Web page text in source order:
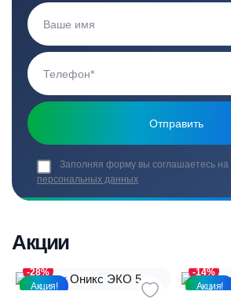
Заполняя форму вы соглашаетесь на
персональных данных
Акции
Акция!
-28%
Акция!
-14%